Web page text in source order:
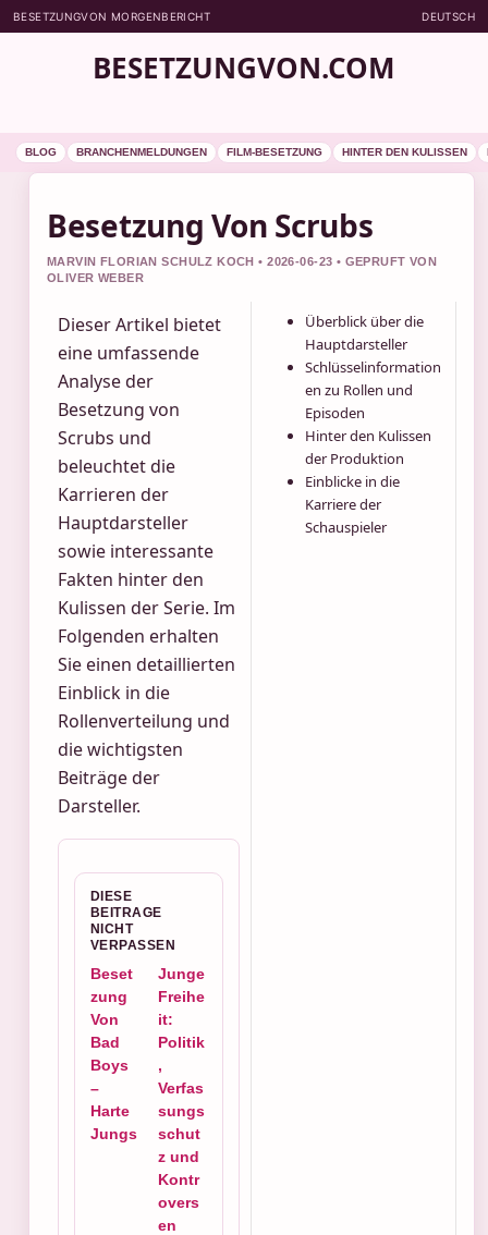
BESETZUNGVON MORGENBERICHT DEUTSCH
BESETZUNGVON.COM
BLOG BRANCHENMELDUNGEN FILM-BESETZUNG HINTER DEN KULISSEN
Besetzung Von Scrubs
MARVIN FLORIAN SCHULZ KOCH • 2026-06-23 • GEPRUFT VON
OLIVER WEBER
Dieser Artikel bietet
eine umfassende
Analyse der
Besetzung von
Scrubs und
beleuchtet die
Karrieren der
Hauptdarsteller
sowie interessante
Fakten hinter den
Kulissen der Serie. Im
Folgenden erhalten
Sie einen detaillierten
Einblick in die
Rollenverteilung und
die wichtigsten
Beiträge der
Darsteller.
DIESE
BEITRAGE
NICHT
VERPASSEN
Beset
zung
Von
Bad
Boys
–
Harte
Jungs
Junge
Freihe
it:
Politik
,
Verfas
sungs
schut
z und
Kontr
overs
en
Überblick über die
Hauptdarsteller
Schlüsselinformation
en zu Rollen und
Episoden
Hinter den Kulissen
der Produktion
Einblicke in die
Karriere der
Schauspieler